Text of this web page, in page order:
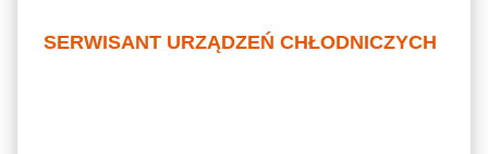
SERWISANT URZĄDZEŃ CHŁODNICZYCH